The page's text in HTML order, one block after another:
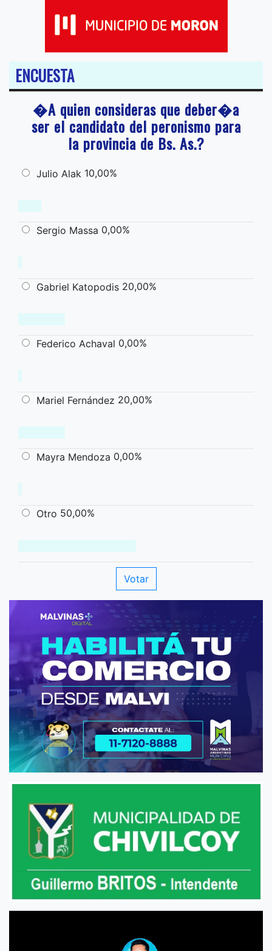
ENCUESTA
�A quien consideras que deber�a
ser el candidato del peronismo para
la provincia de Bs. As.?
Julio Alak 10,00%
Sergio Massa 0,00%
Gabriel Katopodis 20,00%
Federico Achaval 0,00%
Mariel Fernández 20,00%
Mayra Mendoza 0,00%
Otro 50,00%